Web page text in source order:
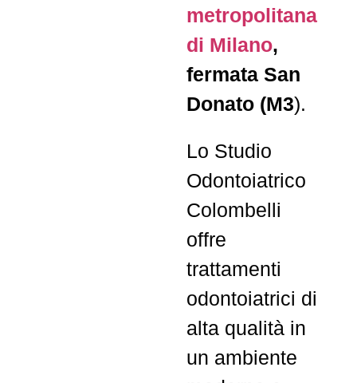
metropolitana
di Milano,
fermata San
Donato (M3).
Lo Studio
Odontoiatrico
Colombelli
offre
trattamenti
odontoiatrici di
alta qualità in
un ambiente